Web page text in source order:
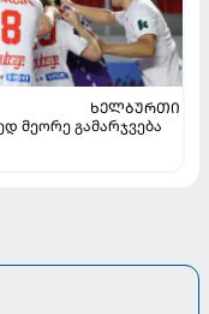
ᲮᲔᲚᲑᲣᲠᲗᲘ
მეორე გამარჯვება